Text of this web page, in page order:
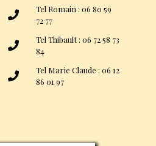
Tel Romain : 06 80 59
72 77
Tel Thibault : 06 72 58 73
84
Tel Marie Claude : 06 12
86 01 97